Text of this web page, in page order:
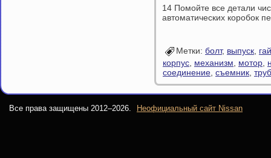
14 Помойте все детали
автоматических коробок
Метки: болт, выпуск
корпус, механизм, мотор,
соединение, съемник,
Все права защищены 2012–2026. Неофициальный сайт Nissan